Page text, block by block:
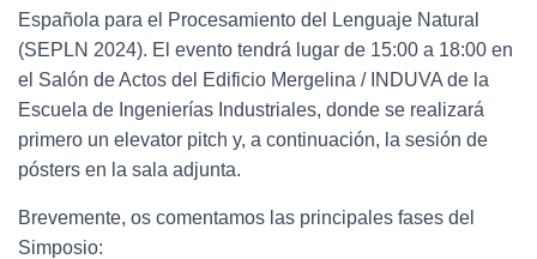
Española para el Procesamiento del Lenguaje Natural
(SEPLN 2024). El evento tendrá lugar de 15:00 a 18:00 en
el Salón de Actos del Edificio Mergelina / INDUVA de la
Escuela de Ingenierías Industriales, donde se realizará
primero un elevator pitch y, a continuación, la sesión de
pósters en la sala adjunta.
Brevemente, os comentamos las principales fases del
Simposio: